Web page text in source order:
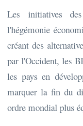
Les initiatives
l'hégémonie
créant des
par l'Occident, les
les pays en
marquer la fin du
ordre mondial plus